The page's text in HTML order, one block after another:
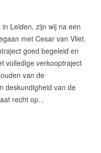
Leiden, zijn wij na een
met Cesar van Vliet.
goed begeleid en
volledige verkooptraject
van de
deskundigheid van de
recht op...